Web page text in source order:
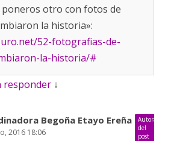
otro con fotos de
la historia»:
52-fotografias-de-
la-historia/#
responder ↓
Begoña Etayo Ereña
Autora
del
post
2016 18:06